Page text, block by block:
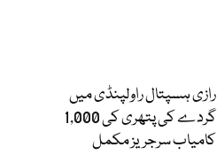
رازی ہسپتال راولپنڈی میں
گردے کی پتھری کی 1,000
کامیاب سرجریز مکمل